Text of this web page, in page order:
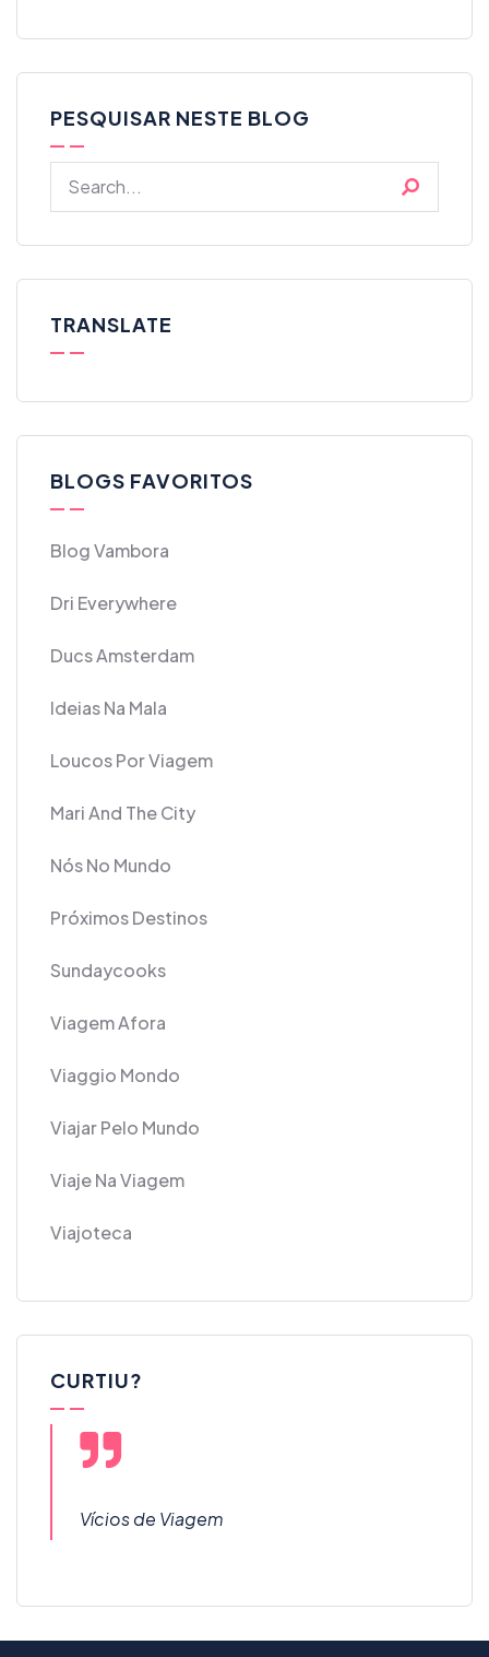
PESQUISAR NESTE BLOG
TRANSLATE
BLOGS FAVORITOS
Blog Vambora
Dri Everywhere
Ducs Amsterdam
Ideias Na Mala
Loucos Por Viagem
Mari And The City
Nós No Mundo
Próximos Destinos
Sundaycooks
Viagem Afora
Viaggio Mondo
Viajar Pelo Mundo
Viaje Na Viagem
Viajoteca
CURTIU?
Vícios de Viagem